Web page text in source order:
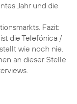
Jahr und die
Fazit:
die Telefónica /
wie noch nie.
an dieser Stelle